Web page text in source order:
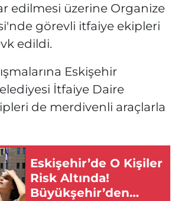
edilmesi üzerine Organize
görevli itfaiye ekipleri
edildi.
Eskişehir
İtfaiye Daire
de merdivenli araçlarla
Eskişehir’de O Kişiler
Risk Altında!
Büyükşehir’den